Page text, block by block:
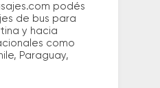
podés
de bus para
y hacia
como
Paraguay,